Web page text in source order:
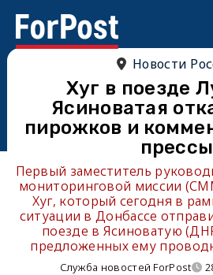
Новости
Хуг в поезде
Ясиноватая
пирожков и
прессы
Первый заместитель
мониторинговой миссии
Хуг, который сегодня в
ситуации в Донбассе
поезде в Ясиноватую
предложенных ему
Служба новостей ForPost